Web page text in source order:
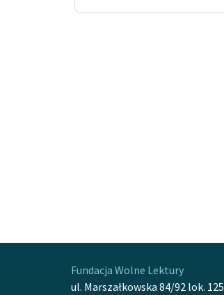
Fundacja Wolne Lektury
ul. Marszałkowska 84/92 lok. 125